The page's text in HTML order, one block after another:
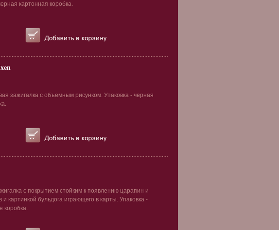
картонная коробка.
зажигалка с объемным рисунком. Упаковка - черная
с покрытием стойким к появлению царапин и
и картинкой бульдога играющего в карты. Упаковка -
коробка.